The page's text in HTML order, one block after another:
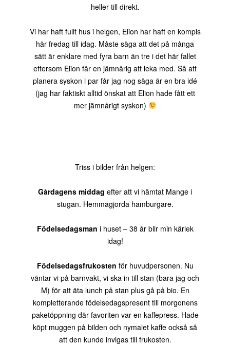
heller till direkt.
Vi har haft fullt hus i helgen, Elion har haft en kompis
här fredag till idag. Måste säga att det på många
sätt är enklare med fyra barn än tre i det här fallet
eftersom Elion får en jämnårig att leka med. Så att
planera syskon i par får jag nog säga är en bra idé
(jag har faktiskt alltid önskat att Elion hade fått ett
mer jämnårigt syskon)
Triss i bilder från helgen:
Gårdagens middag efter att vi hämtat Mange i
stugan. Hemmagjorda hamburgare.
Födelsedagsman i huset – 38 år blir min kärlek
idag!
Födelsedagsfrukosten för huvudpersonen. Nu
väntar vi på barnvakt, vi ska in till stan (bara jag och
M) för att äta lunch på stan plus gå på bio. En
kompletterande födelsedagspresent till morgonens
paketöppning där favoriten var en kaffepress. Hade
köpt muggen på bilden och nymalet kaffe också så
att den kunde invigas till frukosten.